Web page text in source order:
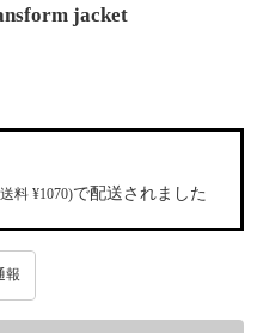
jacket
料 ¥1070)で配送されました
報